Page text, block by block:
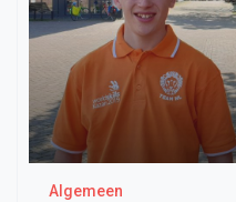
Algemeen